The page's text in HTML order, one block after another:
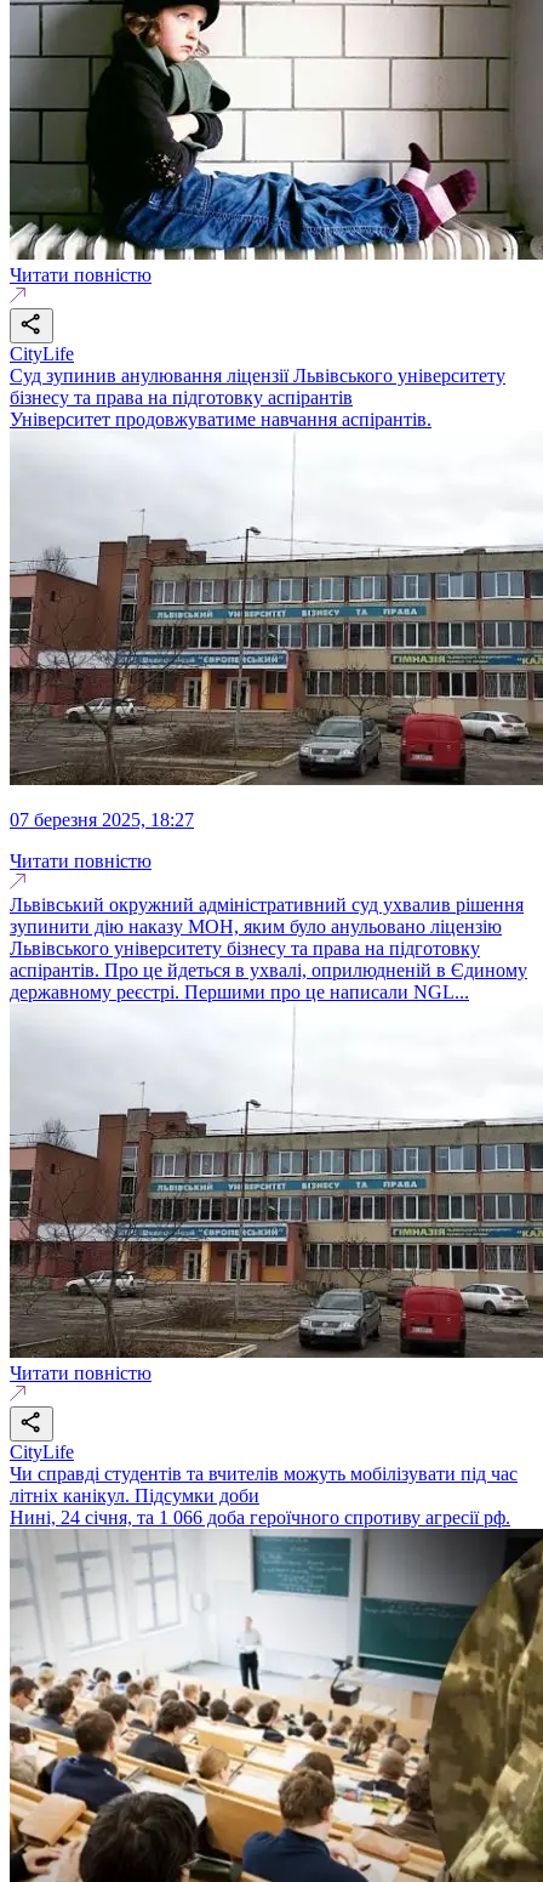
Читати повністю
CityLife
Суд зупинив анулювання ліцензії Львівського університету
бізнесу та права на підготовку аспірантів
Університет продовжуватиме навчання аспірантів.
07 березня 2025, 18:27
Читати повністю
Львівський окружний адміністративний суд ухвалив рішення
зупинити дію наказу МОН, яким було анульовано ліцензію
Львівського університету бізнесу та права на підготовку
аспірантів. Про це йдеться в ухвалі, оприлюдненій в Єдиному
державному реєстрі. Першими про це написали NGL...
Читати повністю
CityLife
Чи справді студентів та вчителів можуть мобілізувати під час
літніх канікул. Підсумки доби
Нині, 24 січня, та 1 066 доба героїчного спротиву агресії рф.